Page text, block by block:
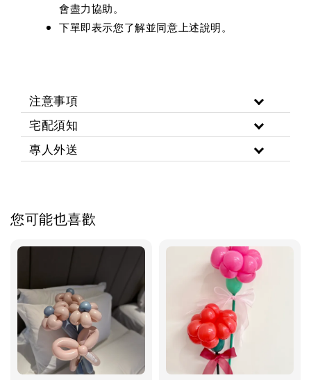
會盡力協助。
下單即表示您了解並同意上述說明。
注意事項
宅配須知
專人外送
您可能也喜歡